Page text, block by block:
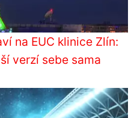
na EUC klinice Zlín:
verzí sebe sama